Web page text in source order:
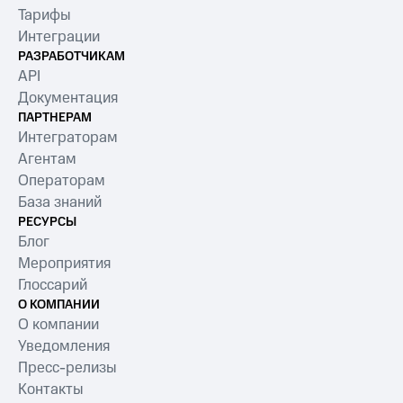
Тарифы
Интеграции
РАЗРАБОТЧИКАМ
API
Документация
ПАРТНЕРАМ
Интеграторам
Агентам
Операторам
База знаний
РЕСУРСЫ
Блог
Мероприятия
Глоссарий
О КОМПАНИИ
О компании
Уведомления
Пресс-релизы
Контакты